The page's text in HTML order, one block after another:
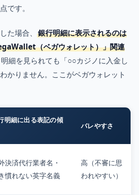
です。
た場合、 銀行明細に表示されるのは
（ベガウォレット）」関連
細を見られても「○○カジノに入金し
かりません。ここがベガウォレット
明細に出る表記の傾
バレやすさ
決済代行業者名・
慣れない英字名義
高（不審に思
われやすい）